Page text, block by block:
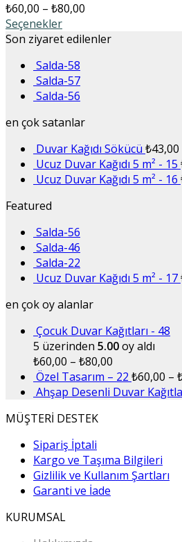
₺60,00 – ₺80,00
Seçenekler
Son ziyaret edilenler
Salda-58
Salda-57
Salda-56
en çok satanlar
Duvar Kağıdı Sökücü ₺43,00
Ucuz Duvar Kağıdı 5 m² - 15
Ucuz Duvar Kağıdı 5 m² - 16
Featured
Salda-56
Salda-46
Salda-22
Ucuz Duvar Kağıdı 5 m² - 17
en çok oy alanlar
Çocuk Duvar Kağıtları - 48
5 üzerinden 5.00oy aldı
₺60,00 – ₺80,00
Özel Tasarım – 22 ₺60,00 –
Ahşap Desenli Duvar
MÜŞTERİ DESTEK
Sipariş İptali
Kargo ve Taşıma Bilgileri
Gizlilik ve Kullanım Şartları
Garanti ve İade
KURUMSAL